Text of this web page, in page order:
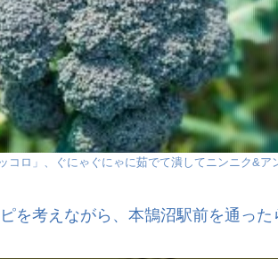
コロ」、ぐにゃぐにゃに茹でて潰してニンニク&
を考えながら、本鵠沼駅前を通った